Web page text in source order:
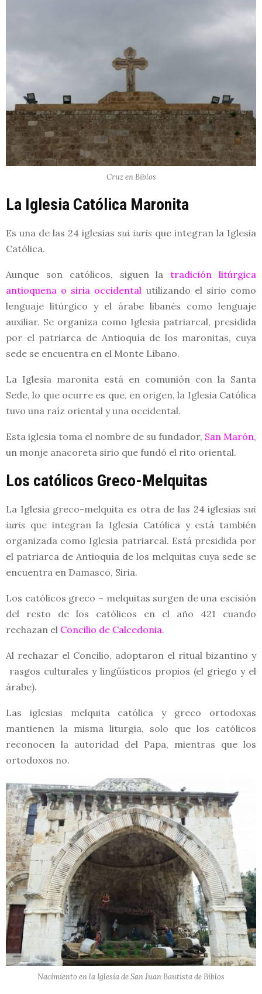
Cruz en Biblos
La Iglesia Católica Maronita
Es una de las 24 iglesias sui iuris que integran la Iglesia
Católica.
Aunque son católicos, siguen latradición litúrgica
antioquena o siria occidental utilizando el sirio como
lenguaje litúrgico y el árabe libanés como lenguaje
auxiliar. Se organiza como Iglesia patriarcal, presidida
por el patriarca de Antioquía de los maronitas, cuya
sede se encuentra en el Monte Líbano.
La Iglesia maronita está en comunión con la Santa
Sede, lo que ocurre es que, en origen, la Iglesia Católica
tuvo una raíz oriental y una occidental.
Esta iglesia toma el nombre de su fundador, San Marón,
un monje anacoreta sirio que fundó el rito oriental.
Los católicos Greco-Melquitas
La Iglesia greco-melquita es otra de las 24 iglesias sui
iuris que integran la Iglesia Católica y está también
organizada como Iglesia patriarcal. Está presidida por
el patriarca de Antioquía de los melquitas cuya sede se
encuentra en Damasco, Siria.
Los católicos greco – melquitas surgen de una escisión
del resto de los católicos en el año 421 cuando
rechazan el Concilio de Calcedonia.
Al rechazar el Concilio, adoptaron el ritual bizantino y
rasgos culturales y lingüísticos propios (el griego y el
árabe).
Las iglesias melquita católica y greco ortodoxas
mantienen la misma liturgia, solo que los católicos
reconocen la autoridad del Papa, mientras que los
ortodoxos no.
Nacimiento en la Iglesia de San Juan Bautista de Biblos